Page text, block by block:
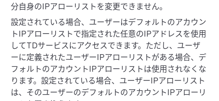
分自身のIPアローリストを変更できません。
設定されている場合、ユーザーはデフォルトのアカウン
トIPアローリストで指定された任意のIPアドレスを使用
してTDサービスにアクセスできます。ただし、ユーザ
ーに定義されたユーザーIPアローリストがある場合、デ
フォルトのアカウントIPアローリストは使用されなくな
ります。設定されている場合、ユーザーIPアローリスト
は、そのユーザーのデフォルトのアカウントIPアローリ